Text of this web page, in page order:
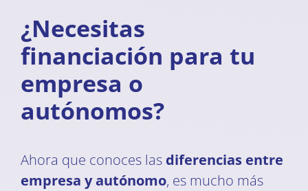
¿Necesitas
financiación para tu
empresa o
autónomos?
Ahora que conoces las diferencias entre
empresa y autónomo, es mucho más